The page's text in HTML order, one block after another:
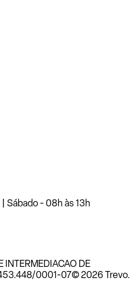
Sábado - 08h às 13h
INTERMEDIACAO DE
0001-07© 2026 Trevo.